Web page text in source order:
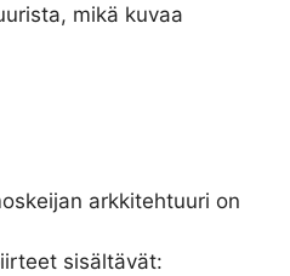
mikä kuvaa
arkkitehtuuri on
sisältävät: